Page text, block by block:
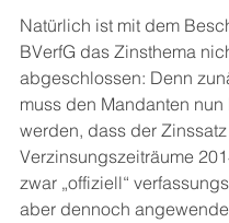
Natürlich ist mit dem
BVerfG das Zinsthema
abgeschlossen: Denn
muss den Mandanten
werden, dass der
Verzinsungszeiträume
zwar „offiziell“
aber dennoch